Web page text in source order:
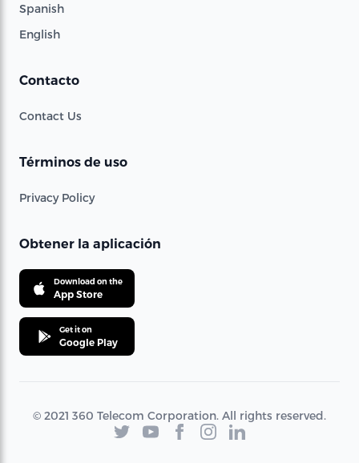
Spanish
English
Contacto
Contact Us
Términos de uso
Privacy Policy
Obtener la aplicación
Download on the
App Store
Get it on
Google Play
© 2021 360 Telecom Corporation. All rights reserved.